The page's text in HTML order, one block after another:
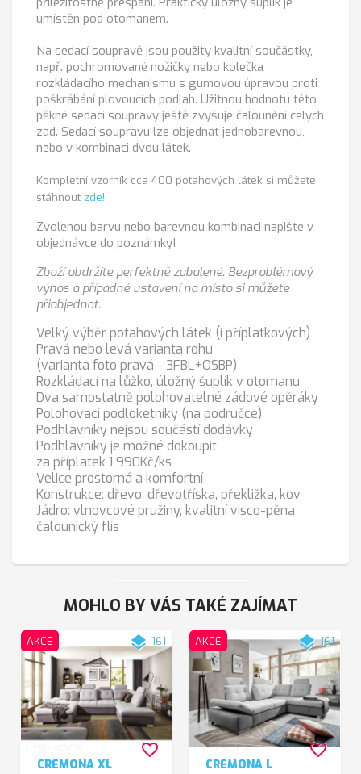
umístěn pod otomanem.
Na sedací soupravě jsou použity kvalitní součástky,
např. pochromované nožičky nebo kolečka
rozkládacího mechanismu s gumovou úpravou proti
poškrábání plovoucích podlah. Užitnou hodnotu této
pěkné sedací soupravy ještě zvyšuje čalounění celých
zad. Sedací soupravu lze objednat jednobarevnou,
nebo v kombinaci dvou látek.
Kompletní vzorník cca 400 potahových látek si můžete
stáhnout zde!
Zvolenou barvu nebo barevnou kombinaci napište v
objednávce do poznámky!
Zboží obdržíte perfektně zabalené. Bezproblémový
výnos a případné ustavení na místo si můžete
přiobjednat.
Velký výběr potahových látek (i příplatkových)
Pravá nebo levá varianta rohu
(varianta foto pravá - 3FBL+OSBP)
Rozkládací na lůžko, úložný šuplík v otomanu
Dva samostatně polohovatelné zádové opěráky
Polohovací podloketníky (na područce)
Podhlavníky nejsou součástí dodávky
Podhlavníky je možné dokoupit
za příplatek 1 990Kč/ks
Velice prostorná a komfortní
Konstrukce: dřevo, dřevotříska, překližka, kov
Jádro: vlnovcové pružiny, kvalitní visco-pěna
čalounický flís
MOHLO BY VÁS TAKÉ ZAJÍMAT
AKCE layers 161
CREMONA XL
favorite_border
AKCE layers161
CREMONA L
favorite_border